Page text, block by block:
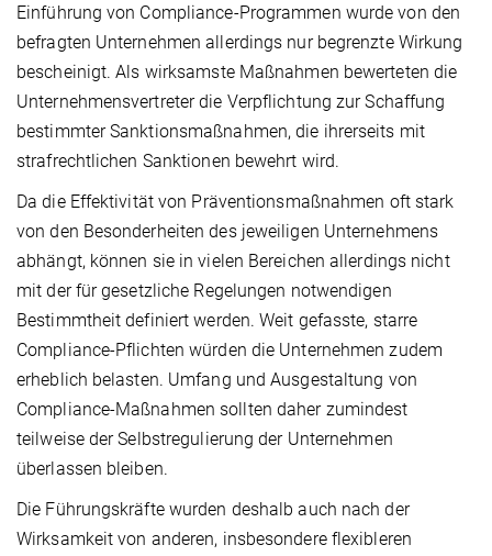
Einführung von Compliance-Programmen wurde von den
befragten Unternehmen allerdings nur begrenzte Wirkung
bescheinigt. Als wirksamste Maßnahmen bewerteten die
Unternehmensvertreter die Verpflichtung zur Schaffung
bestimmter Sanktionsmaßnahmen, die ihrerseits mit
strafrechtlichen Sanktionen bewehrt wird.
Da die Effektivität von Präventionsmaßnahmen oft stark
von den Besonderheiten des jeweiligen Unternehmens
abhängt, können sie in vielen Bereichen allerdings nicht
mit der für gesetzliche Regelungen notwendigen
Bestimmtheit definiert werden. Weit gefasste, starre
Compliance-Pflichten würden die Unternehmen zudem
erheblich belasten. Umfang und Ausgestaltung von
Compliance-Maßnahmen sollten daher zumindest
teilweise der Selbstregulierung der Unternehmen
überlassen bleiben.
Die Führungskräfte wurden deshalb auch nach der
Wirksamkeit von anderen, insbesondere flexibleren